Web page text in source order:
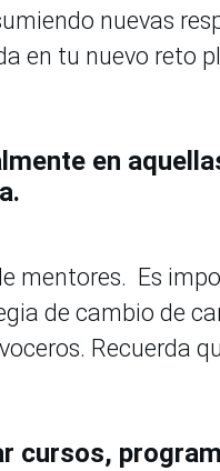
nuevas
en tu nuevo reto
en
mentores. Es
de cambio de
Recuerda
cursos,